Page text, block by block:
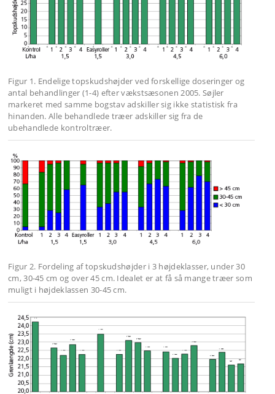
Figur 1. Endelige topskudshøjder ved forskellige doseringer og
antal behandlinger (1-4) efter vækstsæsonen 2005. Søjler
markeret med samme bogstav adskiller sig ikke statistisk fra
hinanden. Alle behandlede træer adskiller sig fra de
ubehandlede kontroltræer.
Figur 2. Fordeling af topskudshøjder i 3 højdeklasser, under 30
cm, 30-45 cm og over 45 cm. Idealet er at få så mange træer som
muligt i højdeklassen 30-45 cm.